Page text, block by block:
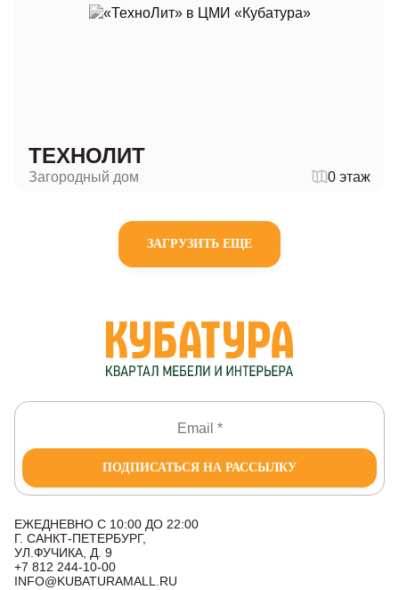
ТЕХНОЛИТ
Загородный дом 0 этаж
ЗАГРУЗИТЬ ЕЩЕ
ПОДПИСАТЬСЯ НА РАССЫЛКУ
ЕЖЕДНЕВНО С 10:00 ДО 22:00
Г. САНКТ-ПЕТЕРБУРГ,
УЛ.ФУЧИКА, Д. 9
+7 812 244-10-00
INFO@KUBATURAMALL.RU